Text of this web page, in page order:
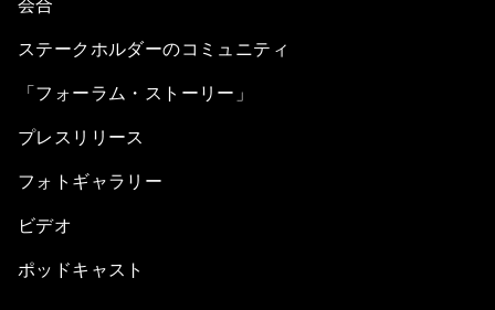
会合
ステークホルダーのコミュニティ
「フォーラム・ストーリー」
プレスリリース
フォトギャラリー
ビデオ
ポッドキャスト